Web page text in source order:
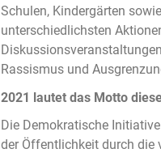
Schulen, Kindergärten
unterschiedlichsten
Rassismus und
2021 lautet das Motto
Die Demokratische
der Öffentlichkeit durch die